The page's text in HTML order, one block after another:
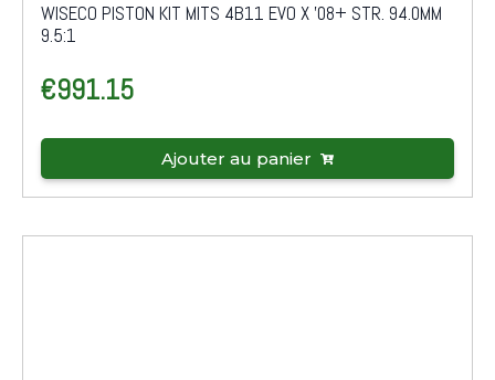
WISECO PISTON KIT MITS 4B11 EVO X '08+ STR. 94.0MM
9.5:1
€991.15
Ajouter au panier